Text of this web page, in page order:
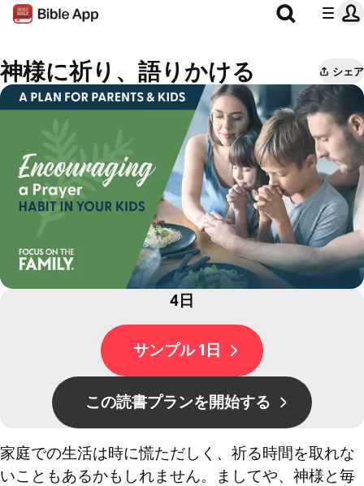
神様に祈り、語りかける シェア
4日
サンプル 1日
この読書プランを開始する
家庭での生活は時に慌ただしく、祈る時間を取れな
いこともあるかもしれません。ましてや、神様と毎